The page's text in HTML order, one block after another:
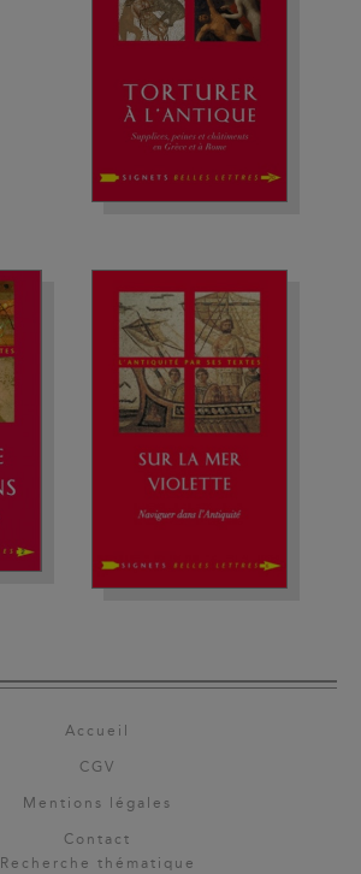
Accueil
CGV
Mentions légales
Contact
Recherche thématique